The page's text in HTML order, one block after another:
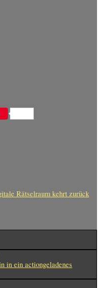
Rätselraum kehrt zurück
in ein actiongeladenes